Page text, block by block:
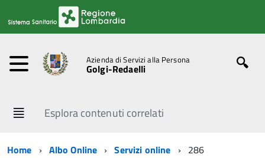
Azienda di Servizi alla Persona
Golgi-Redaelli
Esplora contenuti correlati
Home Albo Online Servizi online 286